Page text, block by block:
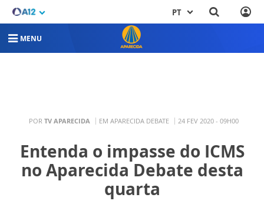
PT
MENU
POR TV APARECIDA EM APARECIDA DEBATE 24 FEV 2020 - 09H00
Entenda o impasse do ICMS
no Aparecida Debate desta
quarta